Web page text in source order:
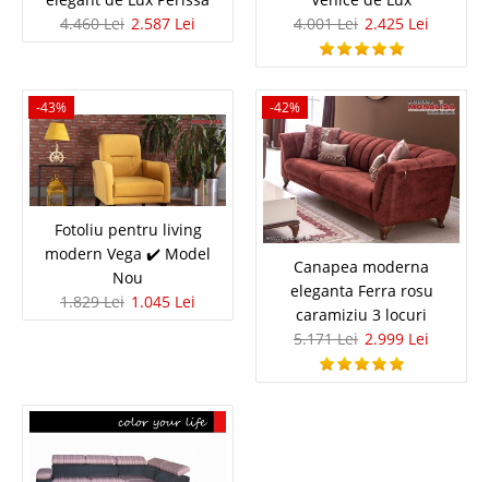
Dolce gold Catifea de Lux 3 Locuri
DLC
Canapea roz extensibila sau fixa catifea roz pudra prafuit DLC eleganta de
Lux – Dolce gold Va prezentam colectia de canapele Dolce Gold elegante
de Lux, disponibile intr-o nuanta de roz pudrat, cu un finisaj din catifea
luxuriant..
Compara
Pret Redus 4.574 Lei
Adauga la Favorite
-55%
4.460 Lei 2.587 Lei
4.001 Lei 2.425 Lei
-43%
Fotoliu pentru living
modern Vega ✔️ Model
Nou
1.829 Lei 1.045 Lei
-42%
Canapea moderna
eleganta Ferra rosu
caramiziu 3 locuri
5.171 Lei 2.999 Lei